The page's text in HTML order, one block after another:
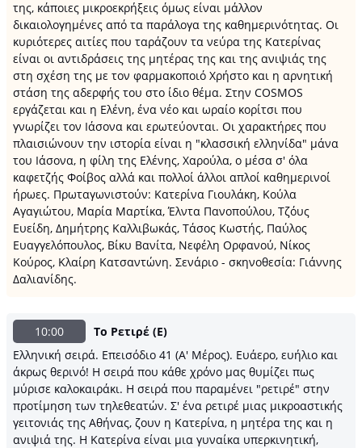
της, κάποιες μικροεκρήξεις όμως είναι μάλλον
δικαιολογημένες από τα παράλογα της καθημερινότητας. Οι
κυριότερες αιτίες που ταράζουν τα νεύρα της Κατερίνας
είναι οι αντιδράσεις της μητέρας της και της ανιψιάς της
στη σχέση της με τον φαρμακοποιό Χρήστο και η αρνητική
στάση της αδερφής του στο ίδιο θέμα. Στην COSMOS
εργάζεται και η Ελένη, ένα νέο και ωραίο κορίτσι που
γνωρίζει τον Ιάσονα και ερωτεύονται. Οι χαρακτήρες που
πλαισιώνουν την ιστορία είναι η "κλασσική ελληνίδα" μάνα
του Ιάσονα, η φίλη της Ελένης, Χαρούλα, ο μέσα σ' όλα
καφετζής Φοίβος αλλά και πολλοί άλλοι απλοί καθημερινοί
ήρωες. Πρωταγωνιστούν: Κατερίνα Γιουλάκη, Κούλα
Αγαγιώτου, Μαρία Μαρτίκα, Έλντα Πανοπούλου, Τζόυς
Ευείδη, Δημήτρης Καλλιβωκάς, Τάσος Κωστής, Παύλος
Ευαγγελόπουλος, Bίκυ Βανίτα, Νεφέλη Ορφανού, Νίκος
Κούρος, Κλαίρη Κατσαντώνη. Σενάριο - σκηνοθεσία: Γιάννης
Δαλιανίδης.
10:00
Το Ρετιρέ (Ε)
Ελληνική σειρά. Επεισόδιο 41 (Α' Μέρος). Ευάερο, ευήλιο και
άκρως θερινό! Η σειρά που κάθε χρόνο μας θυμίζει πως
μύρισε καλοκαιράκι. Η σειρά που παραμένει "ρετιρέ" στην
προτίμηση των τηλεθεατών. Σ' ένα ρετιρέ μιας μικροαστικής
γειτονιάς της Αθήνας, ζουν η Κατερίνα, η μητέρα της και η
ανιψιά της. Η Κατερίνα είναι μια γυναίκα υπερκινητική,